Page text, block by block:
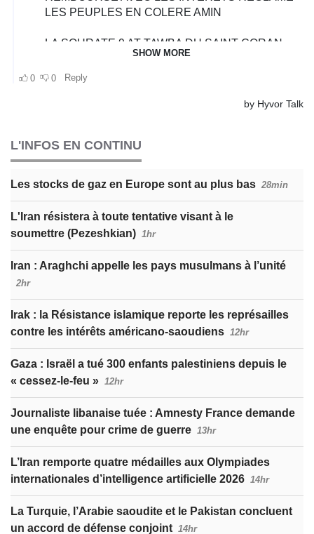
L'INFOS EN CONTINU
Les stocks de gaz en Europe sont au plus bas 28min
L'Iran résistera à toute tentative visant à le
soumettre (Pezeshkian) 1hr
Iran : Araghchi appelle les pays musulmans à l’unité
2hr
Irak : la Résistance islamique reporte les représailles
contre les intérêts américano-saoudiens 12hr
Gaza : Israël a tué 300 enfants palestiniens depuis le
« cessez-le-feu » 12hr
Journaliste libanaise tuée : Amnesty France demande
une enquête pour crime de guerre 13hr
L’Iran remporte quatre médailles aux Olympiades
internationales d’intelligence artificielle 2026 14hr
La Turquie, l’Arabie saoudite et le Pakistan concluent
un accord de défense conjoint 14hr